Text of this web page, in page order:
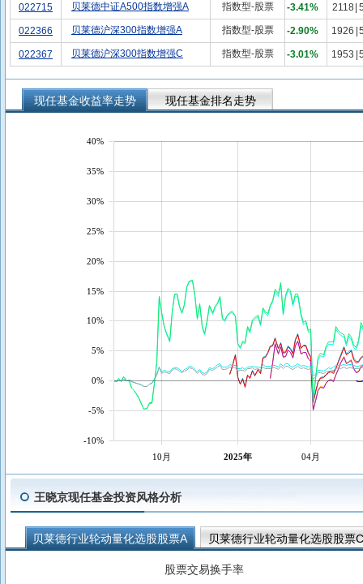
022715 贝莱德中证A500指数增强A 指数型-股票 -3.41% 2118
022366 贝莱德沪深300指数增强A 指数型-股票 -2.90% 1926
022367 贝莱德沪深300指数增强C 指数型-股票 -3.01% 1953
现任基金收益率走势 现任基金排名走势
10月 2025年 04月
-10%
-5%
0%
5%
10%
15%
20%
25%
30%
35%
40%
王晓京现任基金投资风格分析
贝莱德行业轮动量化选股股票A
贝莱德行业轮动量化选股股票C
贝莱德中证A500指数增强C
贝莱德中证A500指数增强A
股票交易换手率